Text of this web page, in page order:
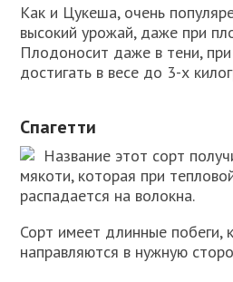
Как и Цукеша, очень
высокий урожай, даже при
Плодоносит даже в тени,
достигать в весе до 3-х
Спагетти
Название этот сорт
мякоти, которая при
распадается на волокна.
Сорт имеет длинные побеги,
направляются в нужную